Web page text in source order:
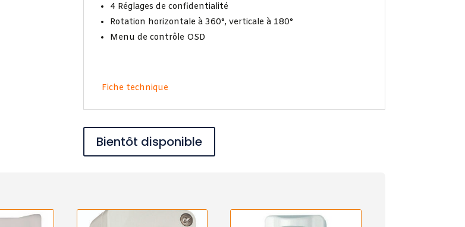
4 Réglages de confidentialité
Rotation horizontale à 360°, verticale à 180°
Menu de contrôle OSD
Fiche technique
Bientôt disponible